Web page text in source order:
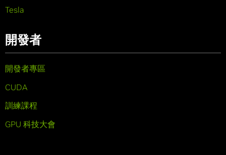
Tesla
開發者
開發者專區
CUDA
訓練課程
GPU 科技大會